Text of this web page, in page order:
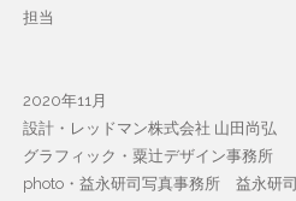
担当
2020年11月
設計・レッドマン株式会社 山田尚弘
グラフィック・粟辻デザイン事務所
photo・益永研司写真事務所 益永研司